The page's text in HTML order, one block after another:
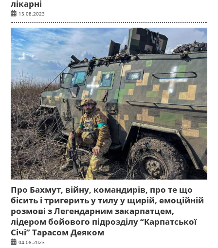
лікарні
15.08.2023
Про Бахмут, війну, командирів, про те що
бісить і тригерить у тилу у щирій, емоційній
розмові з Легендарним закарпатцем,
лідером бойового підрозділу “Карпатської
Січі” Тарасом Деяком
04.08.2023